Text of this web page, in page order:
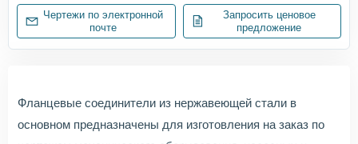
Чертежи по электронной
почте
Запросить ценовое
предложение
Фланцевые соединители из нержавеющей стали в
основном предназначены для изготовления на заказ по